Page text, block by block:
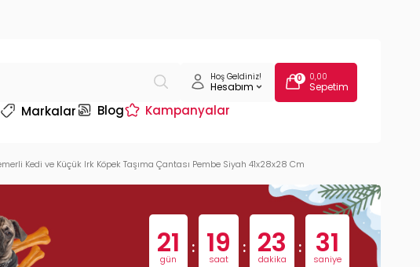
Hoş Geldiniz!
Hesabım
0 0,00
Sepetim
Markalar Blog Kampanyalar
Kedi ve Küçük Irk Köpek Taşıma Çantası Pembe Siyah 41x28x28 Cm
21
gün 19
saat 23
dakika 30
saniye